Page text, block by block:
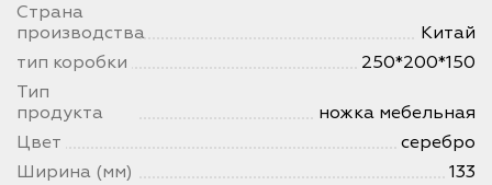
Страна
производства
Китай
тип коробки
250*200*150
Тип
продукта
ножка мебельная
Цвет
серебро
Ширина (мм)
133